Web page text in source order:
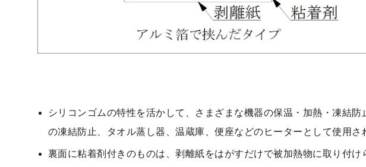
シリコンゴムの特性を活かして、さまざまな機器の保温・加熱・凍結
の凍結防止、タオル蒸し器、温蔵庫、便座などのヒーターとして使用さ
裏面に粘着剤付きのものは、剥離紙をはがすだけで被加熱物に取り付